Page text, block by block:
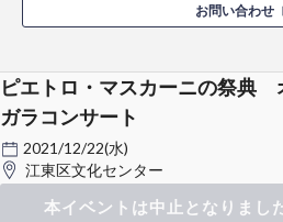
お問い合わせ
ピエトロ・マスカーニの祭典
ガラコンサート
2021/12/22(水)
江東区文化センター
本イベントは中止となりまし